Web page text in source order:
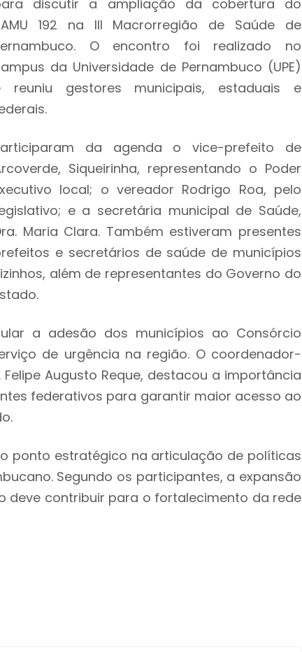
discutir a ampliação da cobertura do
192 na III Macrorregião de Saúde de
O encontro foi realizado no
da Universidade de Pernambuco (UPE)
reuniu gestores municipais, estaduais e
da agenda o vice-prefeito de
Siqueirinha, representando o Poder
local; o vereador Rodrigo Roa, pelo
e a secretária municipal de Saúde,
Maria Clara. Também estiveram presentes
e secretários de saúde de municípios
além de representantes do Governo do
a adesão dos municípios ao Consórcio
de urgência na região. O coordenador-
Augusto Reque, destacou a importância
federativos para garantir maior acesso ao
ponto estratégico na articulação de políticas
Segundo os participantes, a expansão
deve contribuir para o fortalecimento da rede